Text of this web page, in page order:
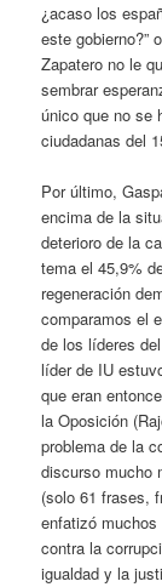
¿acaso los
este gobierno?”
Zapatero no le
sembrar
único que no se
ciudadanas del
Por último,
encima de la
deterioro de la
tema el 45,9%
regeneración
comparamos el
de los líderes
líder de IU
que eran
la Oposición
problema de la
discurso mucho
(solo 61 frases,
enfatizó
contra la
igualdad y la